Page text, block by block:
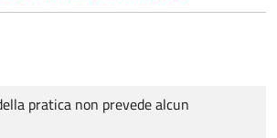
pratica non prevede alcun